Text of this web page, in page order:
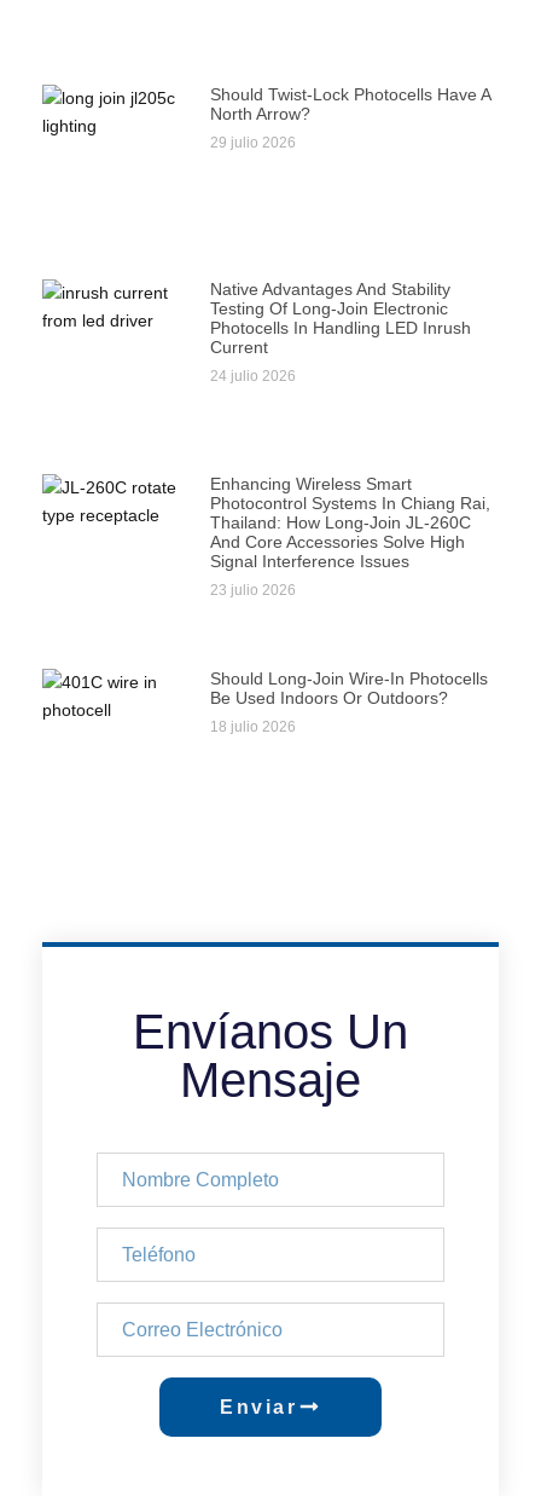
Should Twist-Lock Photocells Have A
North Arrow?
29 julio 2026
Native Advantages And Stability
Testing Of Long-Join Electronic
Photocells In Handling LED Inrush
Current
24 julio 2026
Enhancing Wireless Smart
Photocontrol Systems In Chiang Rai,
Thailand: How Long-Join JL-260C
And Core Accessories Solve High
Signal Interference Issues
23 julio 2026
Should Long-Join Wire-In Photocells
Be Used Indoors Or Outdoors?
18 julio 2026
Envíanos Un
Mensaje
Enviar